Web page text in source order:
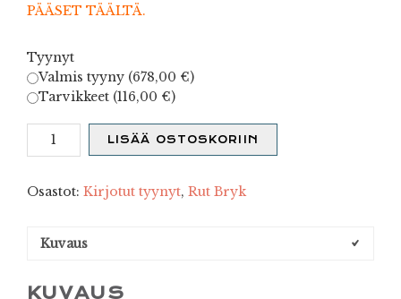
PÄÄSET TÄÄLTÄ.
Tyynyt
Valmis tyyny (678,00 €)
Tarvikkeet (116,00 €)
Heiniä
määrä
LISÄÄ OSTOSKORIIN
Osastot: Kirjotut tyynyt, Rut Bryk
Kuvaus
KUVAUS